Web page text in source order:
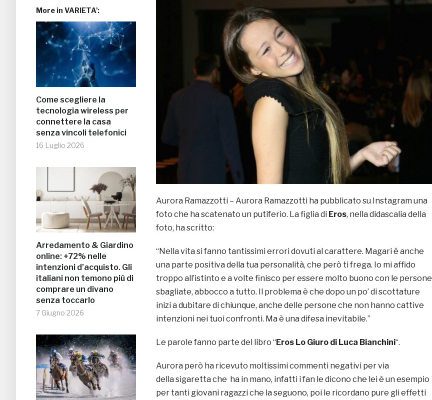
More in VARIETA':
Come scegliere la
tecnologia wireless per
connettere la casa
senza vincoli telefonici
16 Luglio 2026
Arredamento & Giardino
online: +72% nelle
intenzioni d’acquisto. Gli
italiani non temono più di
comprare un divano
senza toccarlo
7 Giugno 2026
Aurora Ramazzotti – Aurora Ramazzotti ha pubblicato su Instagram una
foto che ha scatenato un putiferio. La figlia di Eros, nella didascalia della
foto, ha scritto:
“Nella vita si fanno tantissimi errori dovuti al carattere. Magari è anche
una parte positiva della tua personalità, che però ti frega. Io mi affido
troppo all’istinto e a volte finisco per essere molto buono con le persone
sbagliate, abbocco a tutto. Il problema è che dopo un po’ di scottature
inizi a dubitare di chiunque, anche delle persone che non hanno cattive
intenzioni nei tuoi confronti. Ma è una difesa inevitabile.”
Le parole fanno parte del libro “Eros Lo Giuro di Luca Bianchini“.
Aurora però ha ricevuto moltissimi commenti negativi per via
della sigaretta che ha in mano, infatti i fan le dicono che lei è un esempio
per tanti giovani ragazzi che la seguono, poi le ricordano pure gli effetti